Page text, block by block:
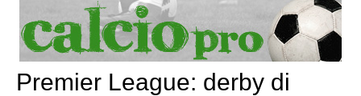
Premier League: derby di